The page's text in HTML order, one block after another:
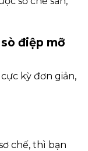
điệp mỡ
kỳ đơn giản,
chế, thì bạn